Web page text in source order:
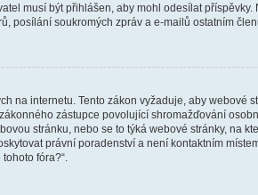
musí být přihlášen, aby mohl odesílat
posílání soukromých zpráv a e-mailů ostatním
na internetu. Tento zákon vyžaduje, aby
zástupce povolující shromažďování
stránku, nebo se to týká webové stránky, na
právní poradenství a není kontaktním
fóra?“.